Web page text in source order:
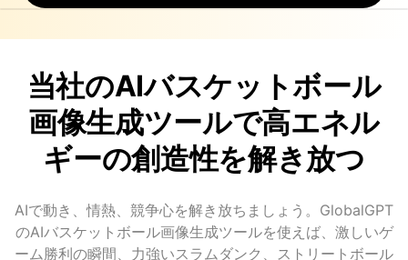
当社のAIバスケットボール
画像生成ツールで高エネル
ギーの創造性を解き放つ
AIで動き、情熱、競争心を解き放ちましょう。GlobalGPT
のAIバスケットボール画像生成ツールを使えば、激しいゲ
ーム勝利の瞬間、力強いスラムダンク、ストリートボール